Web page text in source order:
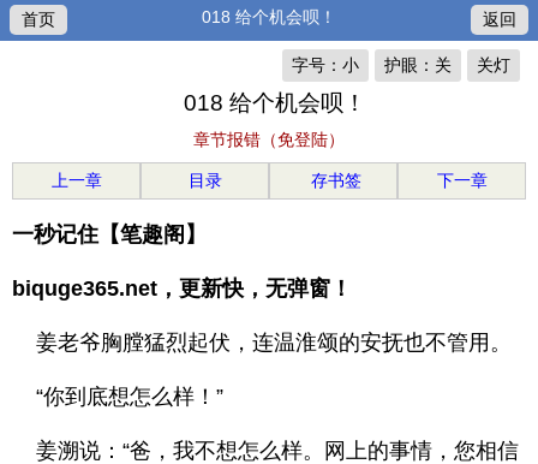
首页 018 给个机会呗！ 返回
关灯
护眼：关
字号：小
018 给个机会呗！
章节报错（免登陆）
上一章 目录 存书签 下一章
一秒记住【笔趣阁】
biquge365.net，更新快，无弹窗！
姜老爷胸膛猛烈起伏，连温淮颂的安抚也不管用。
“你到底想怎么样！”
姜溯说：“爸，我不想怎么样。网上的事情，您相信